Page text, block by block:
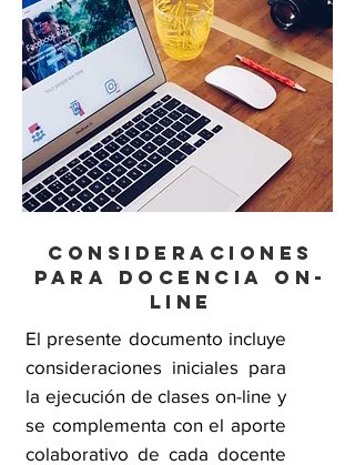
CONSIDERACIONES
PARA DOCENCIA ON-
LINE
El presente documento incluye
consideraciones iniciales para
la ejecución de clases on-line y
se complementa con el aporte
colaborativo de cada docente